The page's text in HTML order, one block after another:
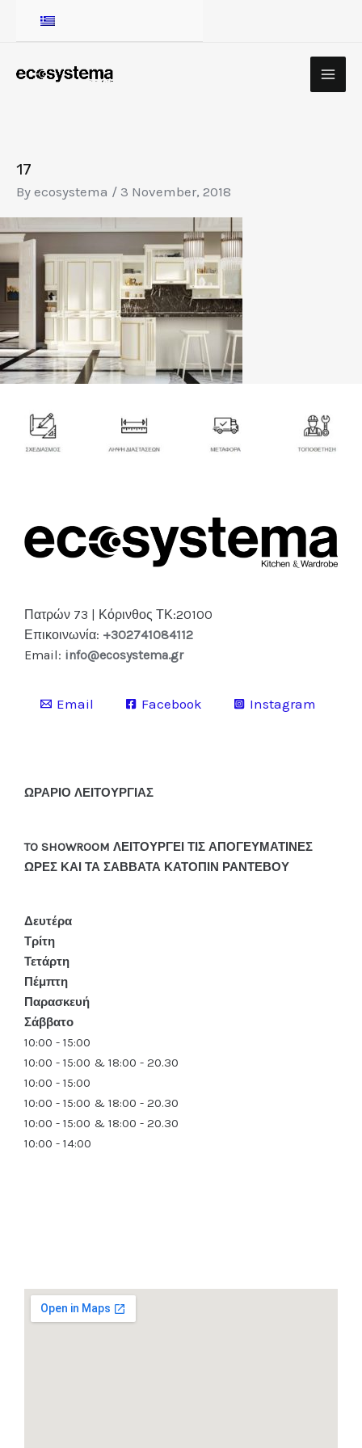
17
By ecosystema / 3 November, 2018
Πατρών 73 | Κόρινθος ΤΚ:20100
Επικοινωνία: +302741084112
Email: info@ecosystema.gr
Email Facebook Instagram
ΩΡΑΡΙΟ ΛΕΙΤΟΥΡΓΙΑΣ
TO SHOWROOM ΛΕΙΤΟΥΡΓΕΙ ΤΙΣ ΑΠΟΓΕΥΜΑΤΙΝΕΣ
ΩΡΕΣ ΚΑΙ ΤΑ ΣΑΒΒΑΤΑ ΚΑΤΟΠΙΝ ΡΑΝΤΕΒΟΥ
Δευτέρα
Τρίτη
Τετάρτη
Πέμπτη
Παρασκευή
Σάββατο
10:00 - 15:00
10:00 - 15:00 & 18:00 - 20.30
10:00 - 15:00
10:00 - 15:00 & 18:00 - 20.30
10:00 - 15:00 & 18:00 - 20.30
10:00 - 14:00